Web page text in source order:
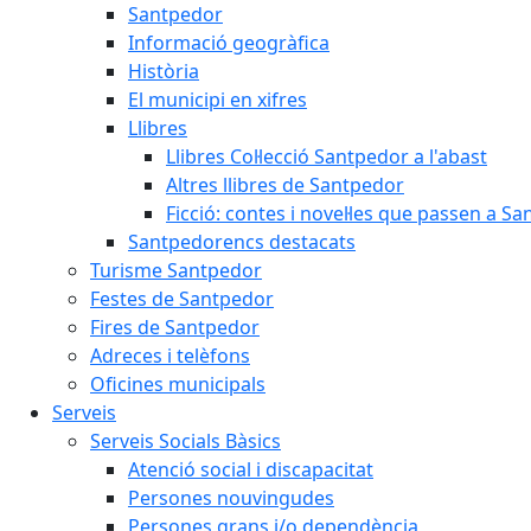
Santpedor
Informació geogràfica
Història
El municipi en xifres
Llibres
Llibres Col·lecció Santpedor a l'abast
Altres llibres de Santpedor
Ficció: contes i novel·les que passen a
Santpedorencs destacats
Turisme Santpedor
Festes de Santpedor
Fires de Santpedor
Adreces i telèfons
Oficines municipals
Serveis
Serveis Socials Bàsics
Atenció social i discapacitat
Persones nouvingudes